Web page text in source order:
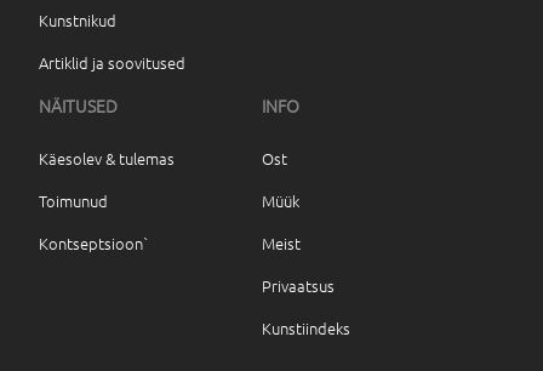
Kunstnikud
Artiklid ja soovitused
NÄITUSED
Käesolev & tulemas
Toimunud
Kontseptsioon`
INFO
Ost
Müük
Meist
Privaatsus
Kunstiindeks